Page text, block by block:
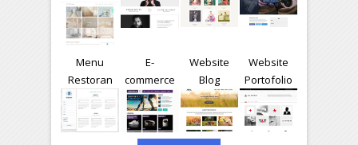
Menu
Restoran
E-
commerce
Website
Blog
Website
Portofolio